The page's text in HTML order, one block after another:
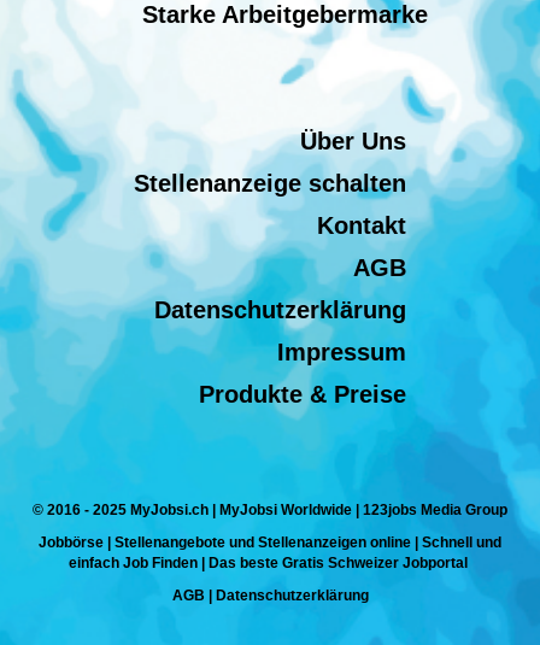
Starke Arbeitgebermarke
Über Uns
Stellenanzeige schalten
Kontakt
AGB
Datenschutzerklärung
Impressum
Produkte & Preise
© 2016 - 2025 MyJobsi.ch | MyJobsi Worldwide | 123jobs Media Group
Jobbörse | Stellenangebote und Stellenanzeigen online | Schnell und
einfach Job Finden | Das beste Gratis Schweizer Jobportal
AGB
Datenschutzerklärung